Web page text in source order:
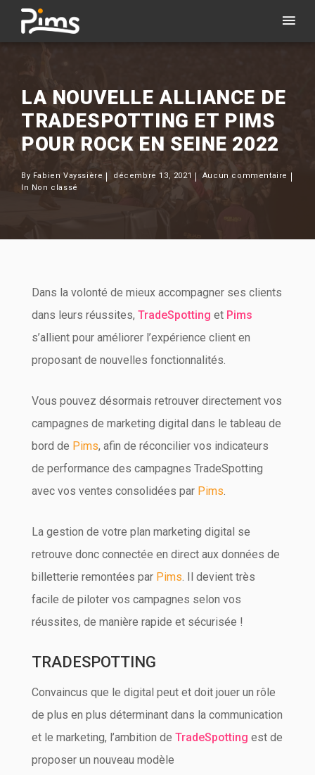
LA NOUVELLE ALLIANCE DE
TRADESPOTTING ET PIMS
POUR ROCK EN SEINE 2022
By Fabien Vayssière décembre 13, 2021
Aucun commentaire
In Non classé
Dans la volonté de mieux accompagner ses clients
dans leurs réussites, TradeSpotting et Pims
s’allient pour améliorer l’expérience client en
proposant de nouvelles fonctionnalités.
Vous pouvez désormais retrouver directement vos
campagnes de marketing digital dans le tableau de
bord de Pims, afin de réconcilier vos indicateurs
de performance des campagnes TradeSpotting
avec vos ventes consolidées par Pims.
La gestion de votre plan marketing digital se
retrouve donc connectée en direct aux données de
billetterie remontées par Pims. Il devient très
facile de piloter vos campagnes selon vos
réussites, de manière rapide et sécurisée !
TRADESPOTTING
Convaincus que le digital peut et doit jouer un rôle
de plus en plus déterminant dans la communication
et le marketing, l’ambition de TradeSpotting est de
proposer un nouveau modèle